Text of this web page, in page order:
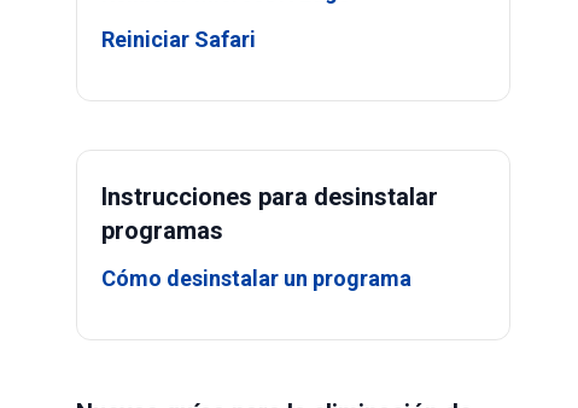
Reiniciar Safari
Instrucciones para desinstalar
programas
Cómo desinstalar un programa